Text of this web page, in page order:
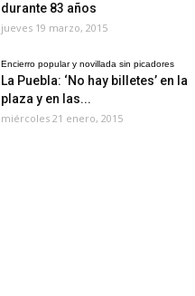
durante 83 años
jueves 19 marzo, 2015
Encierro popular y novillada sin picadores
La Puebla: ‘No hay billetes’ en la
plaza y en las...
miércoles 21 enero, 2015